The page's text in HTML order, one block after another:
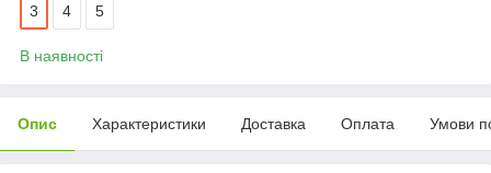
3 4 5
В наявності
Опис Характеристики Доставка Оплата Умови